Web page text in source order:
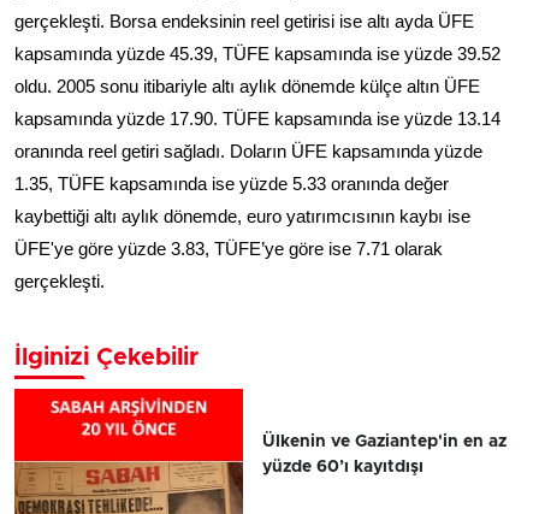
gerçekleşti. Borsa endeksinin reel getirisi ise altı ayda ÜFE
kapsamında yüzde 45.39, TÜFE kapsamında ise yüzde 39.52
oldu. 2005 sonu itibariyle altı aylık dönemde külçe altın ÜFE
kapsamında yüzde 17.90. TÜFE kapsamında ise yüzde 13.14
oranında reel getiri sağladı. Doların ÜFE kapsamında yüzde
1.35, TÜFE kapsamında ise yüzde 5.33 oranında değer
kaybettiği altı aylık dönemde, euro yatırımcısının kaybı ise
ÜFE'ye göre yüzde 3.83, TÜFE’ye göre ise 7.71 olarak
gerçekleşti.
İlginizi Çekebilir
Ülkenin ve Gaziantep'in en az
yüzde 60’ı kayıtdışı